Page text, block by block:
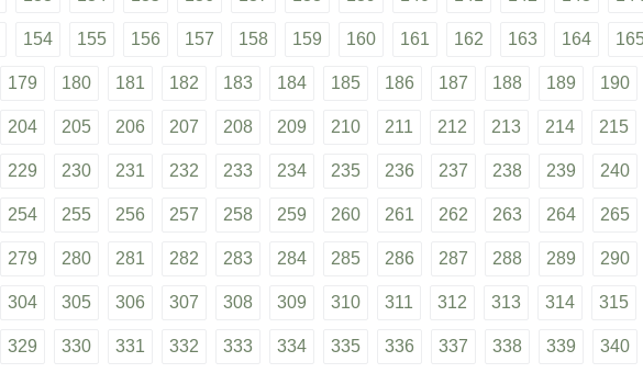
154 155 156 157 158 159 160 161 162 163 164
179 180 181 182 183 184 185 186 187 188 189 190
204 205 206 207 208 209 210 211 212 213 214 215
229 230 231 232 233 234 235 236 237 238 239 240
254 255 256 257 258 259 260 261 262 263 264 265
279 280 281 282 283 284 285 286 287 288 289 290
304 305 306 307 308 309 310 311 312 313 314 315
329 330 331 332 333 334 335 336 337 338 339 340